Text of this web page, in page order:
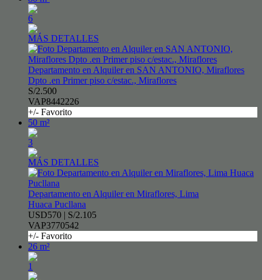
6
MÁS DETALLES
Departamento en Alquiler en SAN ANTONIO, Miraflores
Dpto .en Primer piso c/estac., Miraflores
S/2.500
VAP8442226
+/- Favorito
50 m²
3
MÁS DETALLES
Departamento en Alquiler en Miraflores, Lima
Huaca Pucllana
USD570 | S/2.105
VAP3770542
+/- Favorito
26 m²
1